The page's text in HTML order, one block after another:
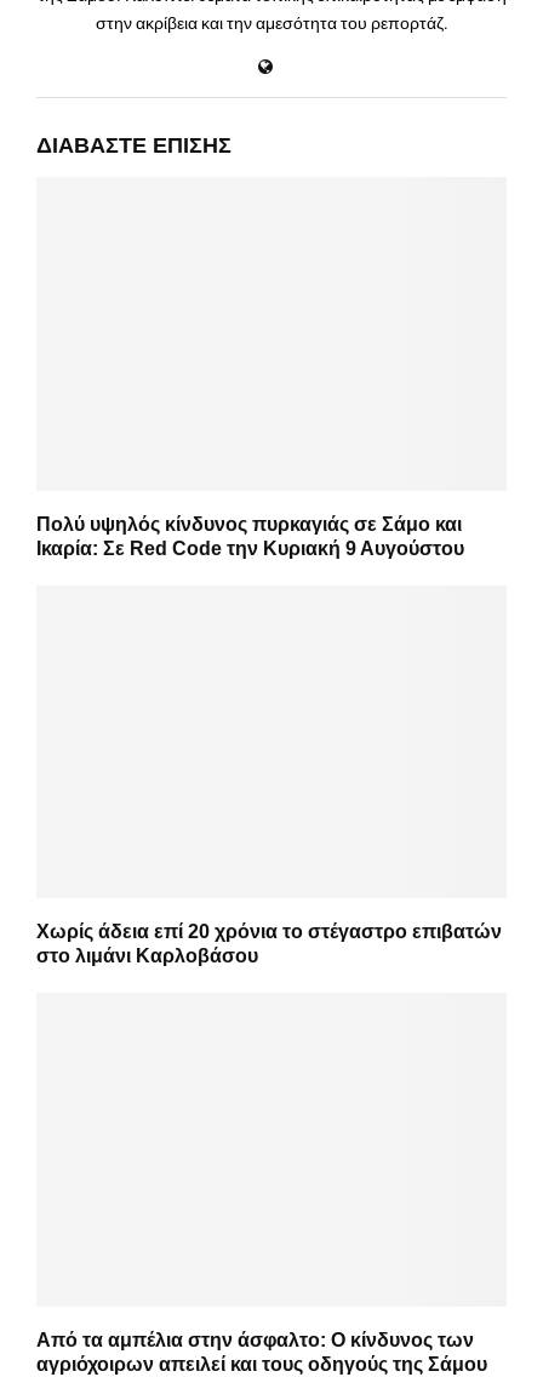
στην ακρίβεια και την αμεσότητα του ρεπορτάζ.
ΔΙΑΒΆΣΤΕ ΕΠΊΣΗΣ
Πολύ υψηλός κίνδυνος πυρκαγιάς σε Σάμο και
Ικαρία: Σε Red Code την Κυριακή 9 Αυγούστου
Χωρίς άδεια επί 20 χρόνια το στέγαστρο επιβατών
στο λιμάνι Καρλοβάσου
Από τα αμπέλια στην άσφαλτο: Ο κίνδυνος των
αγριόχοιρων απειλεί και τους οδηγούς της Σάμου